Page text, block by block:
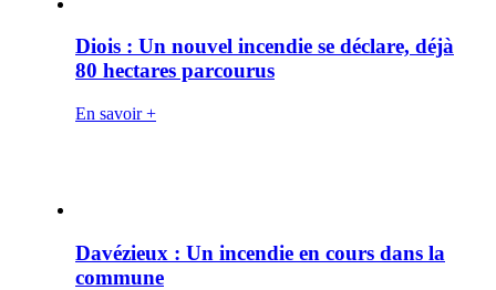
Diois : Un nouvel incendie se déclare, déjà
80 hectares parcourus
En savoir +
Davézieux : Un incendie en cours dans la
commune